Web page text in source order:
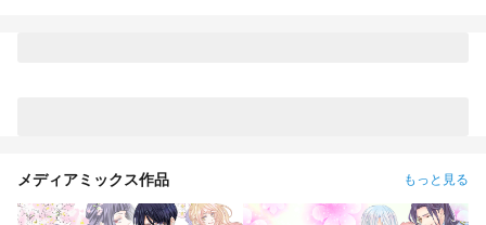
メディアミックス作品 もっと見る